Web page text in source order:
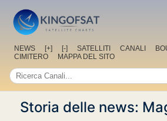
NEWS [+] [-] SATELLITI CANALI
CIMITERO
MAPPA DEL SITO
Storia delle news: